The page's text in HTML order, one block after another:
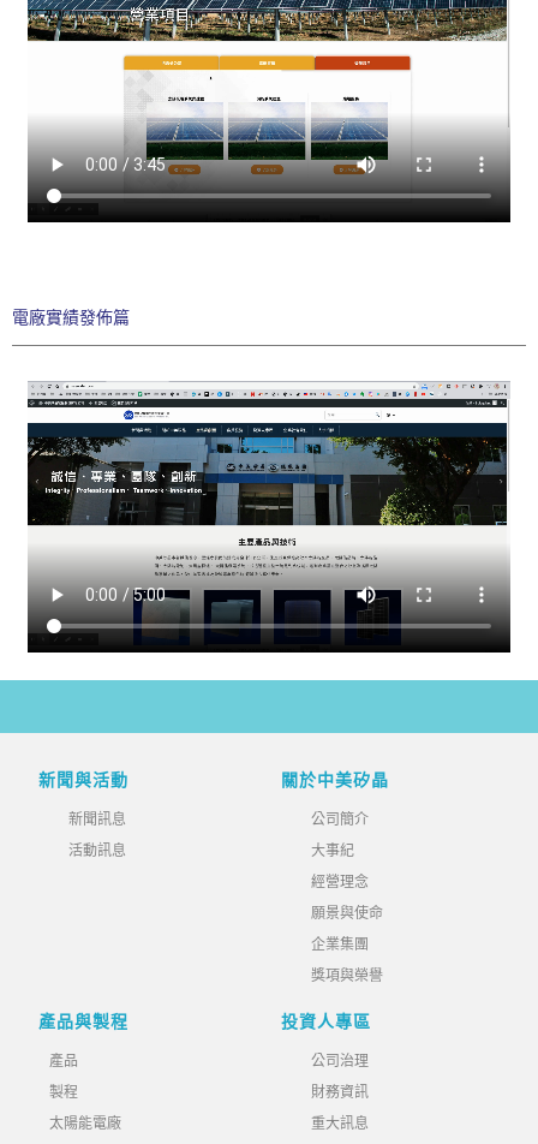
電廠實績發佈篇
新聞與活動
新聞訊息
活動訊息
關於中美矽晶
公司簡介
大事紀
經營理念
願景與使命
企業集團
獎項與榮譽
產品與製程
產品
製程
太陽能電廠
投資人專區
公司治理
財務資訊
重大訊息